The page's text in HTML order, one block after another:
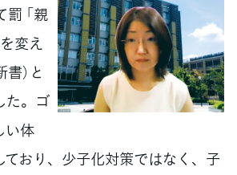
「親
変え
）と
た。ゴ
い体
おり、少子化対策ではなく、子